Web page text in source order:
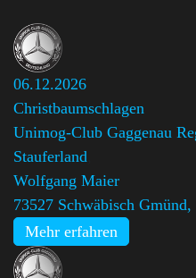
06.12.2026
Christbaumschlagen
Unimog-Club Gaggenau
Stauferland
Wolfgang Maier
73527 Schwäbisch Gmünd,
Mehr erfahren